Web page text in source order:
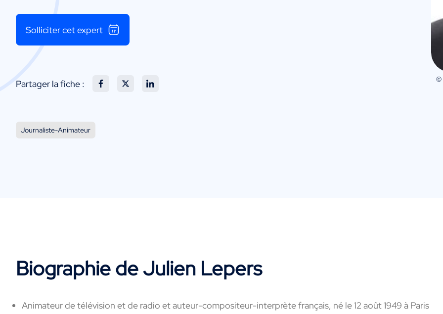
©
Solliciter cet expert
Partager la fiche :
Journaliste-Animateur
Biographie de Julien Lepers
Animateurde télévision et de radio et auteur-compositeur-interprètefrançais, né le12 août 1949 à Paris